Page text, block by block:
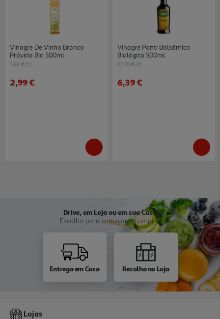
Vinagre De Vinho Branco
Próvida Bio 500ml
5.98 €/Lt
2,99 €
Vinagre Ponti Balsâmico
Biológico 500ml
12.78 €/Lt
6,39 €
Drive, em Loja ou em sua Casa
Escolha para começar a comprar
Entrega em Casa Recolha na Loja
Lojas